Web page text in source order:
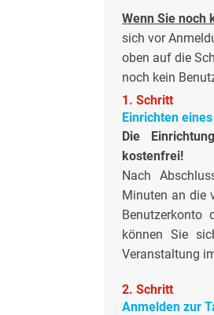
Wenn Sie noch
sich vor
oben auf die
noch kein
1. Schritt
Einrichten
Die
kostenfrei!
Nach
Minuten an die
Benutzerkonto
können Sie
Veranstaltung
2. Schritt
Anmelden zur